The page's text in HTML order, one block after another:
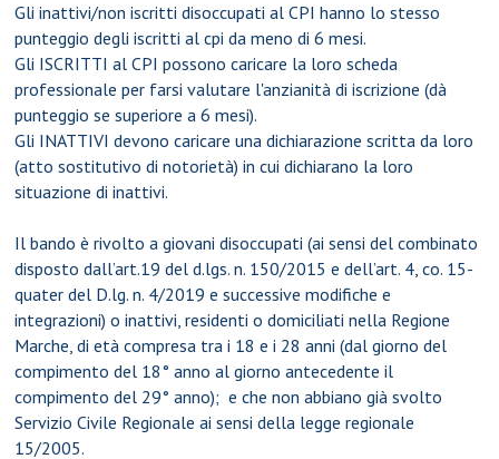
Gli inattivi/non iscritti disoccupati al CPI hanno lo stesso
punteggio degli iscritti al cpi da meno di 6 mesi.
Gli ISCRITTI al CPI possono caricare la loro scheda
professionale per farsi valutare l'anzianità di iscrizione (dà
punteggio se superiore a 6 mesi).
Gli INATTIVI devono caricare una dichiarazione scritta da loro
(atto sostitutivo di notorietà) in cui dichiarano la loro
situazione di inattivi.
Il bando è rivolto a giovani disoccupati (ai sensi del combinato
disposto dall’art.19 del d.lgs. n. 150/2015 e dell’art. 4, co. 15-
quater del D.lg. n. 4/2019 e successive modifiche e
integrazioni) o inattivi, residenti o domiciliati nella Regione
Marche, di età compresa tra i 18 e i 28 anni (dal giorno del
compimento del 18° anno al giorno antecedente il
compimento del 29° anno); e che non abbiano già svolto
Servizio Civile Regionale ai sensi della legge regionale
15/2005.